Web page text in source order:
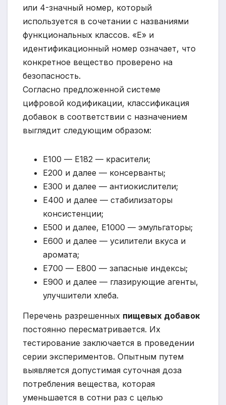
или 4-значный номер, который
используется в сочетании с названиями
функциональных классов. «Е» и
идентификационный номер означает, что
конкретное вещество проверено на
безопасность.
Согласно предложенной системе
цифровой кодификации, классификация
добавок в соответствии с назначением
выглядит следующим образом:
Е100 — Е182 — красители;
Е200 и далее — консерванты;
Е300 и далее — антиокислители;
Е400 и далее — стабилизаторы
консистенции;
Е500 и далее, Е1000 — эмульгаторы;
Е600 и далее — усилители вкуса и
аромата;
Е700 — Е800 — запасные индексы;
Е900 и далее — глазирующие агенты,
улучшители хлеба.
Перечень разрешенных пищевых добавок
постоянно пересматривается. Их
тестирование заключается в проведении
серии экспериментов. Опытным путем
выявляется допустимая суточная доза
потребления вещества, которая
уменьшается в сотни раз с целью